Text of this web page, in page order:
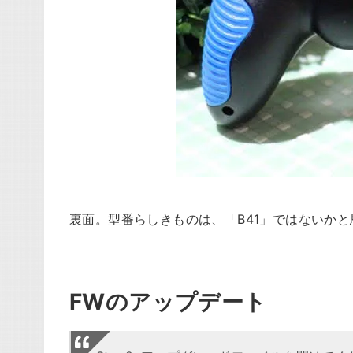
裏面。型番らしきものは、「B41」ではないか
FWのアップデート